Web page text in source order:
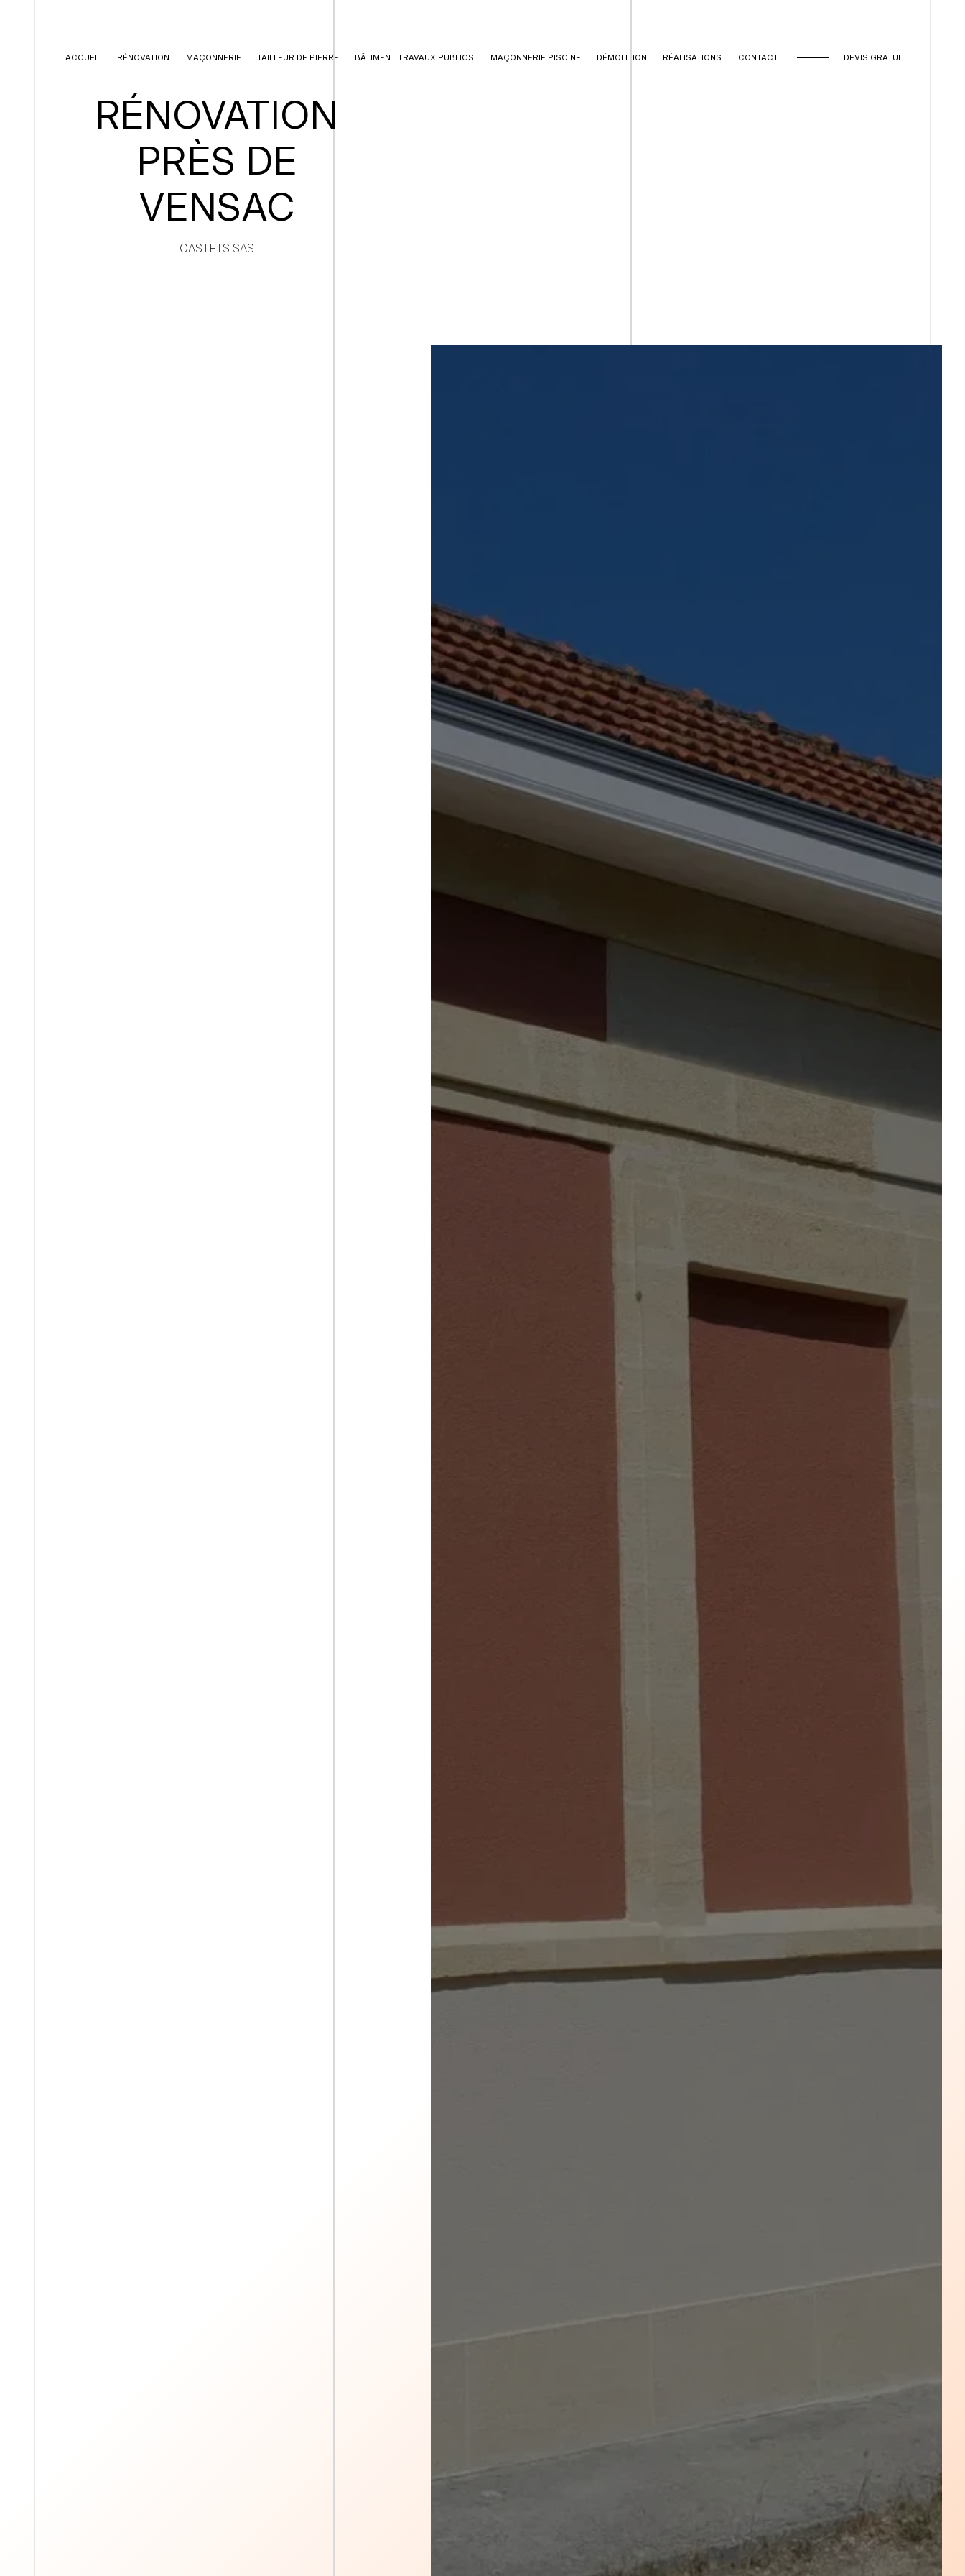
ACCUEIL RÉNOVATION MAÇONNERIE TAILLEUR DE PIERRE BÂTIMENT TRAVAUX PUBLICS MAÇONNERIE PISCINE DÉMOLITION RÉALISATIONS CONTACT DEVIS GRATUIT
RÉNOVATION
PRÈS DE
VENSAC
CASTETS SAS